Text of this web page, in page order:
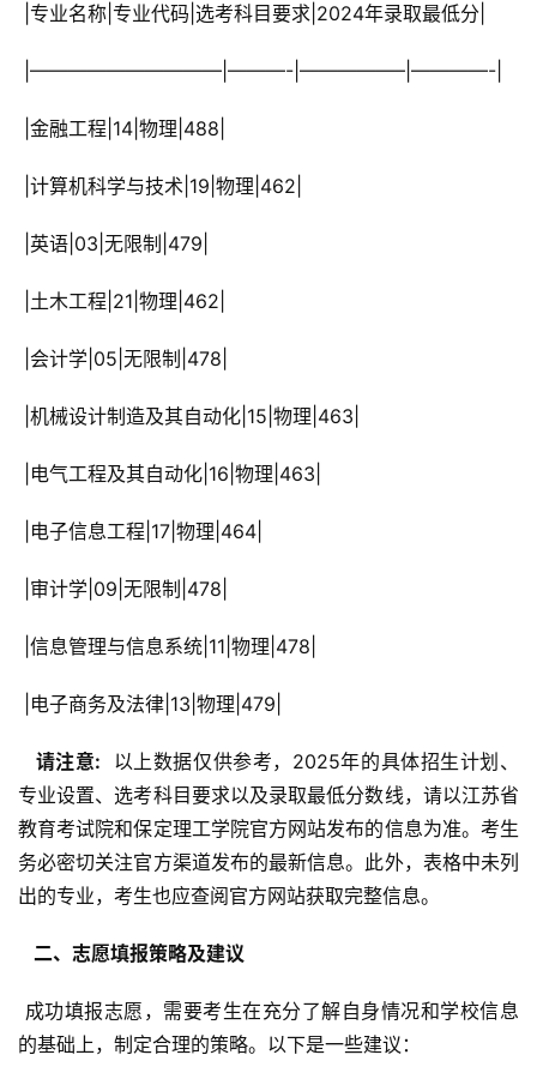
|专业名称|专业代码|选考科目要求|2024年录取最低分|
|——————————|———-|—————–|————-|
|金融工程|14|物理|488|
|计算机科学与技术|19|物理|462|
|英语|03|无限制|479|
|土木工程|21|物理|462|
|会计学|05|无限制|478|
|机械设计制造及其自动化|15|物理|463|
|电气工程及其自动化|16|物理|463|
|电子信息工程|17|物理|464|
|审计学|09|无限制|478|
|信息管理与信息系统|11|物理|478|
|电子商务及法律|13|物理|479|
  请注意:
以上数据仅供参考，2025年的具体招生计划、
专业设置、选考科目要求以及录取最低分数线，请以江苏省
教育考试院和保定理工学院官方网站发布的信息为准。考生
务必密切关注官方渠道发布的最新信息。此外，表格中未列
出的专业，考生也应查阅官方网站获取完整信息。
  二、志愿填报策略及建议
的基础上，制定合理的策略。以下是一些建议：